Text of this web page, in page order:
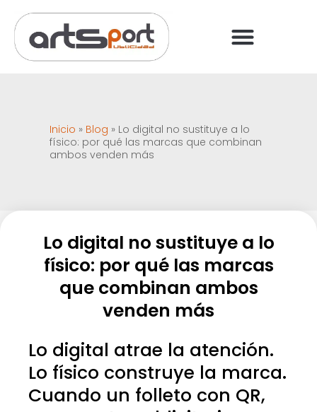
Inicio » Blog » Lo digital no sustituye a lo
físico: por qué las marcas que combinan
ambos venden más
Lo digital no sustituye a lo
físico: por qué las marcas
que combinan ambos
venden más
Lo digital atrae la atención.
Lo físico construye la marca.
Cuando un folleto con QR,